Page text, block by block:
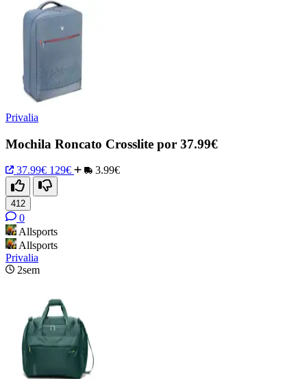
Privalia
Mochila Roncato Crosslite por 37.99€
37.99€ 129€ 3.99€
412
0
Allsports
Allsports
Privalia
2sem